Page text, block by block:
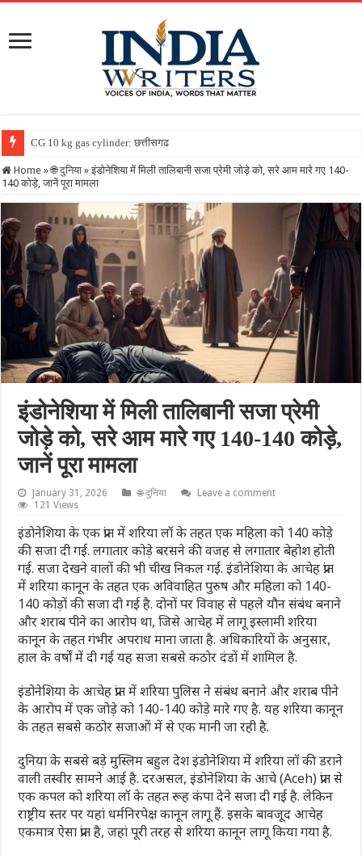
CG 10 kg gas cylinder: छत्तीसगढ़ में पहली बार मिलेगा 10 किलो वा
Home » 🌐 दुनिया » इंडोनेशिया में मिली तालिबानी सजा प्रेमी जोड़े को, सरे आम मारे गए 140-
140 कोड़े, जानें पूरा मामला
इंडोनेशिया में मिली तालिबानी सजा प्रेमी
जोड़े को, सरे आम मारे गए 140-140 कोड़े,
जानें पूरा मामला
January 31, 2026 🌐 दुनिया
Leave a comment
121 Views
इंडोनेशिया के एक प्रांत में शरिया लॉ के तहत एक महिला को 140 कोड़े
की सजा दी गई. लगातार कोड़े बरसने की वजह से लगातार बेहोश होती
गई. सजा देखने वालों की भी चीख निकल गई. इंडोनेशिया के आचेह प्रांत
में शरिया कानून के तहत एक अविवाहित पुरुष और महिला को 140-
140 कोड़ों की सजा दी गई है. दोनों पर विवाह से पहले यौन संबंध बनाने
और शराब पीने का आरोप था, जिसे आचेह में लागू इस्लामी शरिया
कानून के तहत गंभीर अपराध माना जाता है. अधिकारियों के अनुसार,
हाल के वर्षों में दी गई यह सजा सबसे कठोर दंडों में शामिल है.
इंडोनेशिया के आचेह प्रांत में शरिया पुलिस ने संबंध बनाने और शराब पीने
के आरोप में एक जोड़े को 140-140 कोड़े मारे गए है. यह शरिया कानून
के तहत सबसे कठोर सजाओं में से एक मानी जा रही है.
दुनिया के सबसे बड़े मुस्लिम बहुल देश इंडोनेशिया में शरिया लॉ की डराने
वाली तस्वीर सामने आई है. दरअसल, इंडोनेशिया के आचे (Aceh) प्रांत से
एक कपल को शरिया लॉ के तहत रूह कंपा देने सजा दी गई है. लेकिन
राष्ट्रीय स्तर पर यहां धर्मनिरपेक्ष कानून लागू हैं. इसके बावजूद आचेह
एकमात्र ऐसा प्रांत है, जहां पूरी तरह से शरिया कानून लागू किया गया है.